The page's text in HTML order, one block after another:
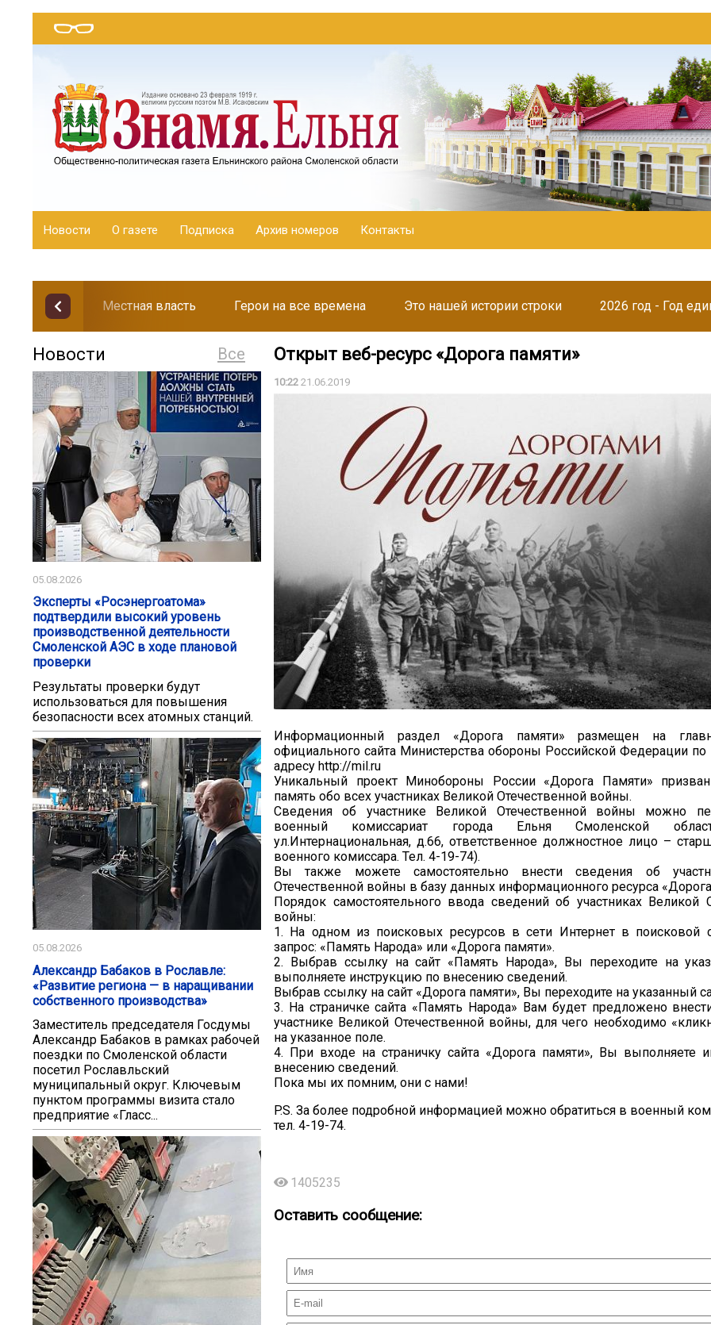
Новости О газете Подписка Архив номеров Контакты
Местная власть Герои на все времена Это нашей истории строки 2026 год - Год
Все
Новости
05.08.2026
Эксперты «Росэнергоатома»
подтвердили высокий уровень
производственной деятельности
Смоленской АЭС в ходе плановой
проверки
Результаты проверки будут
использоваться для повышения
безопасности всех атомных станций.
05.08.2026
Александр Бабаков в Рославле:
«Развитие региона — в наращивании
собственного производства»
Заместитель председателя Госдумы
Александр Бабаков в рамках рабочей
поездки по Смоленской области
посетил Рославльский
муниципальный округ. Ключевым
пунктом программы визита стало
предприятие «Гласс...
Открыт веб-ресурс «Дорога памяти»
10:22 21.06.2019
Информационный раздел «Дорога памяти» размещен на
официального сайта Министерства обороны Российской Федерации по
адресу http://mil.ru
Уникальный проект Минобороны России «Дорога Памяти»
память обо всех участниках Великой Отечественной войны.
Сведения об участнике Великой Отечественной войны можно
военный комиссариат города Ельня Смоленской
ул.Интернациональная, д.66, ответственное должностное лицо –
военного комиссара. Тел. 4-19-74).
Вы также можете самостоятельно внести сведения об
Отечественной войны в базу данных информационного ресурса
Порядок самостоятельного ввода сведений об участниках Великой
войны:
1. На одном из поисковых ресурсов в сети Интернет в поисковой
запрос: «Память Народа» или «Дорога памяти».
2. Выбрав ссылку на сайт «Память Народа», Вы переходите на
выполняете инструкцию по внесению сведений.
Выбрав ссылку на сайт «Дорога памяти», Вы переходите на указанный
3. На страничке сайта «Память Народа» Вам будет предложено
участнике Великой Отечественной войны, для чего необходимо
на указанное поле.
4. При входе на страничку сайта «Дорога памяти», Вы выполняете
внесению сведений.
Пока мы их помним, они с нами!
P.S. За более подробной информацией можно обратиться в военный
тел. 4-19-74.
1405235
Оставить сообщение: